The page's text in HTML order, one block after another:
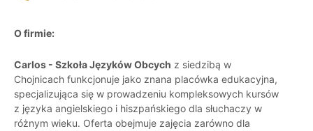
O firmie:
Carlos - Szkoła Języków Obcych z siedzibą w
Chojnicach funkcjonuje jako znana placówka edukacyjna,
specjalizująca się w prowadzeniu kompleksowych kursów
z języka angielskiego i hiszpańskiego dla słuchaczy w
różnym wieku. Oferta obejmuje zajęcia zarówno dla